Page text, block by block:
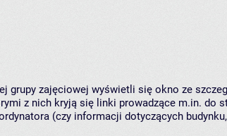
grupy zajęciowej wyświetli się okno ze
z nich kryją się linki prowadzące m.in. do
(czy informacji dotyczących